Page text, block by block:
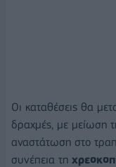
Οι καταθέσεις θα
δραχμές, με μείωση
αναστάτωση στο
συνέπεια τη